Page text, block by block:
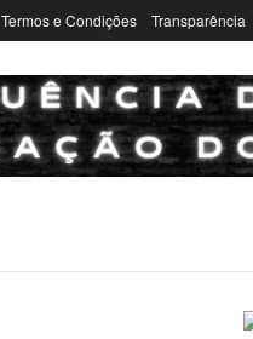
Termos e Condições Transparência